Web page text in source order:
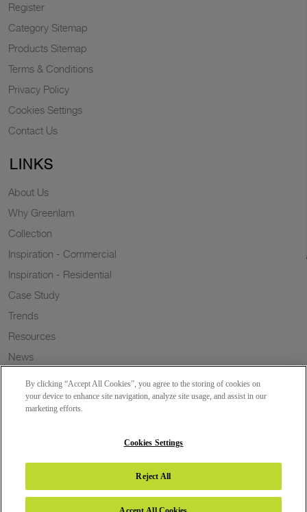
Register
Category Sitemap
Products Sitemap
Terms & Conditions
Privacy Policy
Cookies Settings
Contact Us
LINKS
About Us
Why Greenlam
Collection
Inspiration - Commercial
Inspiration - Residential
Case Study
Trends
Resources
News
Wish to a Customer
Copyright 2026 © Greenlam Industries Limited. All rights reserved.
By clicking “Accept All Cookies”, you agree to the storing of cookies on
your device to enhance site navigation, analyze site usage, and assist in our
marketing efforts.
Cookies Settings
Reject All